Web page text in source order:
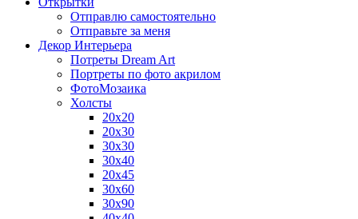
Отправлю самостоятельно
Отправьте за меня
Декор Интерьера
Потреты Dream Art
Портреты по фото акрилом
ФотоМозаика
Холсты
20х20
20х30
30х30
30х40
20х45
30х60
30х90